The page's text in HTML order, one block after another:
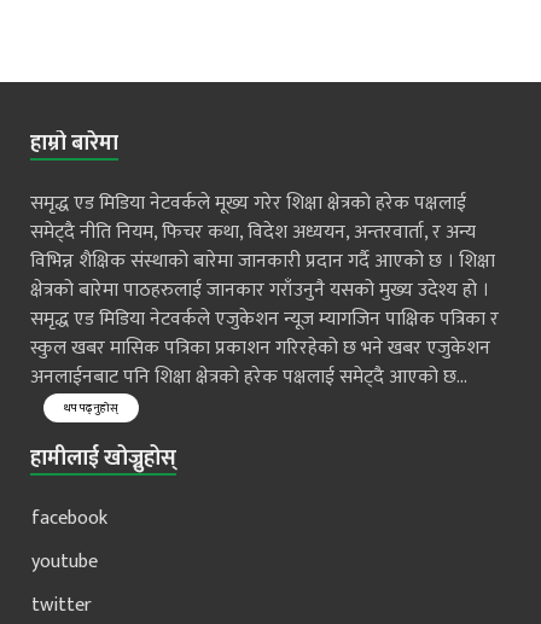
हाम्रो बारेमा
समृद्ध एड मिडिया नेटवर्कले मूख्य गरेर शिक्षा क्षेत्रको हरेक पक्षलाई
समेट्दै नीति नियम, फिचर कथा, विदेश अध्ययन, अन्तरवार्ता, र अन्य
विभिन्न शैक्षिक संस्थाको बारेमा जानकारी प्रदान गर्दै आएको छ । शिक्षा
क्षेत्रको बारेमा पाठहरुलाई जानकार गराँउनुनै यसको मुख्य उदेश्य हो ।
समृद्ध एड मिडिया नेटवर्कले एजुकेशन न्यूज म्यागजिन पाक्षिक पत्रिका र
स्कुल खबर मासिक पत्रिका प्रकाशन गरिरहेको छ भने खबर एजुकेशन
अनलाईनबाट पनि शिक्षा क्षेत्रको हरेक पक्षलाई समेट्दै आएको छ...
थप पढ्नुहोस्
हामीलाई खोज्नुहोस्
facebook
youtube
twitter